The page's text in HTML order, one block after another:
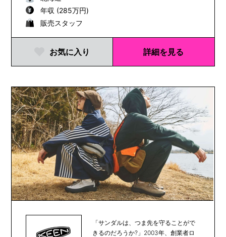
年収 (285万円)
販売スタッフ
お気に入り 詳細を見る
「サンダルは、つま先を守ることがで
きるのだろうか?」2003年、創業者ロ